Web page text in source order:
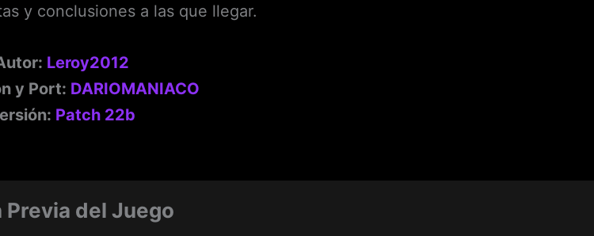
y conclusiones a las que llegar.
Leroy2012
y Port: DARIOMANIACO
Patch 22b
Previa del Juego